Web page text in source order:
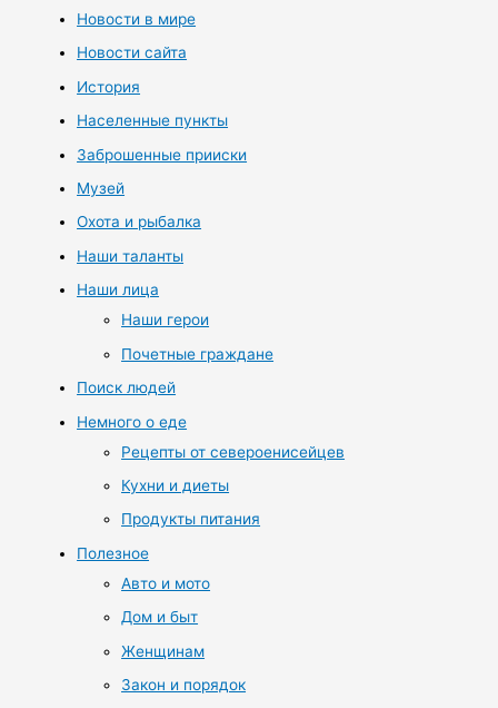
Новости в мире
Новости сайта
История
Населенные пункты
Заброшенные прииски
Музей
Охота и рыбалка
Наши таланты
Наши лица
Наши герои
Почетные граждане
Поиск людей
Немного о еде
Рецепты от североенисейцев
Кухни и диеты
Продукты питания
Полезное
Авто и мото
Дом и быт
Женщинам
Закон и порядок